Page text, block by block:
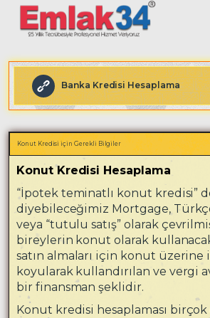
Banka Kredisi Hesaplama
Konut Kredisi için Gerekli Bilgiler
Konut Kredisi Hesaplama
“İpotek teminatlı konut kredisi”
diyebileceğimiz Mortgage,
veya “tutulu satış” olarak
bireylerin konut olarak
satın almaları için konut üzerine
koyularak kullandırılan ve vergi
bir finansman şeklidir.
Konut kredisi hesaplaması